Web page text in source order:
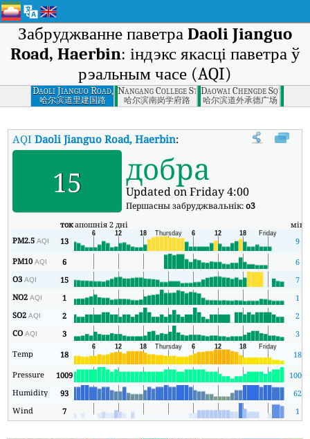
Забруджванне паветра Daoli Jianguo
Road, Haerbin: індэкс якасці паветра ў
рэальным часе (AQI)
Daoli Jianguo Road,
Haerbin
哈尔滨道里建国路
Nangang College Street, Haerbin
哈尔滨南岗学府路
Daowai Chengde Square,
哈尔滨道外承德广场
AQIDaoli Jianguo Road, Haerbin: Індэкс якасці паветра Daoli
15 добра
Updated on Friday 4:00
Першасны забруджвальнік:o3
токапошнія 2 дні мін
PM2.5AQI 13
9
PM10AQI 6
6
O3AQI 15
7
NO2AQI 1
1
SO2AQI 2
2
COAQI 3
3
Temp
18
18
Pressure
1009 1004
Humidity
93
62
Wind
7 1